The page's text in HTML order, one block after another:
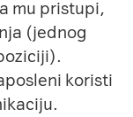
mu pristupi,
(jednog
koristi